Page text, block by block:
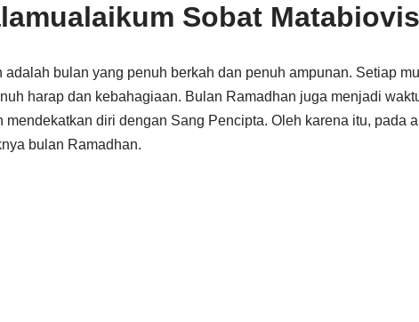
Sobat
adalah bulan yang penuh berkah dan penuh ampunan. Setiap
harap dan kebahagiaan. Bulan Ramadhan juga menjadi
mendekatkan diri dengan Sang Pencipta. Oleh karena itu, pada
bulan Ramadhan.